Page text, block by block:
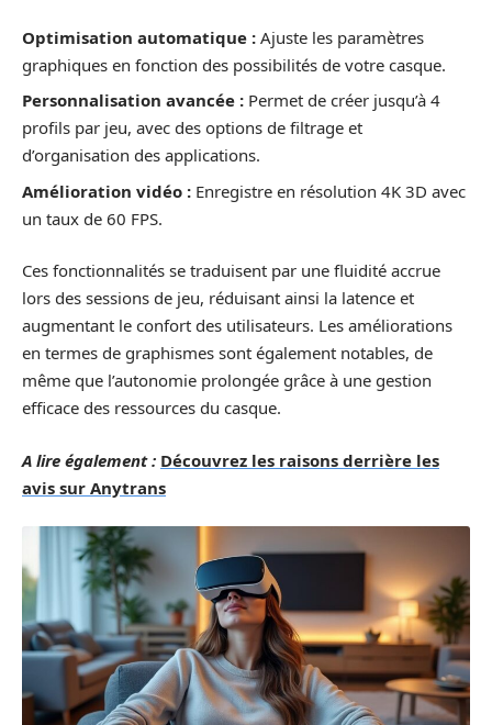
Optimisation automatique : Ajuste les paramètres
graphiques en fonction des possibilités de votre casque.
Personnalisation avancée : Permet de créer jusqu’à 4
profils par jeu, avec des options de filtrage et
d’organisation des applications.
Amélioration vidéo : Enregistre en résolution 4K 3D avec
un taux de 60 FPS.
Ces fonctionnalités se traduisent par une fluidité accrue
lors des sessions de jeu, réduisant ainsi la latence et
augmentant le confort des utilisateurs. Les améliorations
en termes de graphismes sont également notables, de
même que l’autonomie prolongée grâce à une gestion
efficace des ressources du casque.
A lire également : Découvrez les raisons derrière les
avis sur Anytrans